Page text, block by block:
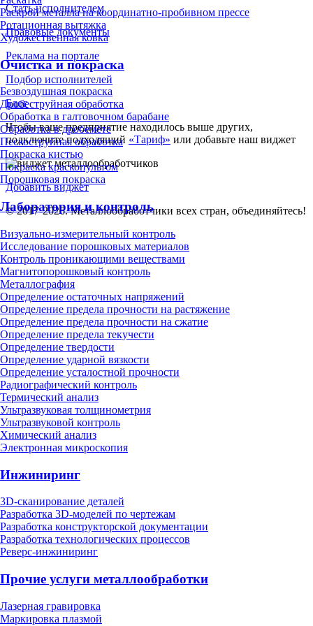
Раскрой металла на координатно-пробивном прессе
Ротационная вытяжка
Художественная ковка
Очистка и покраска
Безвоздушная покраска
Дробеструйная обработка
Обработка в галтовочном барабане
Обработка в дробемёте
Пескоструйная обработка
Покраска кистью
Покраска краскопультом
Порошковая покраска
Лаборатория и контроль
Визуально-измерительный контроль
Исследование порошковых материалов
Контроль проникающими веществами
Магнитопорошковый контроль
Металлография
Определение остаточных напряжений
Определение предела прочности на растяжение
Определение предела прочности на сжатие
Определение предела текучести
Определение твердости
Определение ударной вязкости
Определение усталостной прочности
Радиографический контроль
Термический анализ
Ультразвуковая толщинометрия
Ультразвуковой контроль
Химический анализ
Электронная микроскопия
Инжиниринг
3D-сканирование деталей
Разработка 3D-моделей по чертежам
Разработка конструкторской документации
Разработка технологических процессов
Реверс-инжиниринг
Прочие услуги металлообработки
Лазерная гравировка
Маркировка плазмой
Стать исполнителем
Правовые документы
Реклама на портале
Подбор исполнителей
Блог
Чтобы ваше предприятие находилось выше других,
подключите подходящий «Тариф» или добавьте наш виджет
Добавить виджет
© 2017-2026. Металлообработчики всех стран, объединяйтесь!